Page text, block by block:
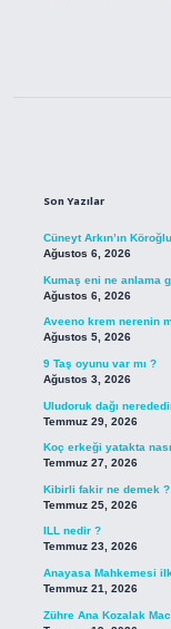
Son Yazılar
Cüneyt Arkın’ın
Ağustos 6, 2026
Kumaş eni ne anlama
Ağustos 6, 2026
Aveeno krem nerenin
Ağustos 5, 2026
9 Taş oyunu var mı ?
Ağustos 3, 2026
Uludoruk dağı
Temmuz 29, 2026
Koç erkeği yatakta
Temmuz 27, 2026
Kibirli fakir ne demek ?
Temmuz 25, 2026
ILL nedir ?
Temmuz 23, 2026
Anayasa Mahkemesi
Temmuz 21, 2026
Zühre Ana Kozalak